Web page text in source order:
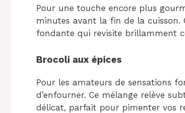
Pour une touche encore plus
minutes avant la fin de la cuisson.
fondante qui revisite brillamment
Brocoli aux épices
Pour les amateurs de sensations
d’enfourner. Ce mélange relève
délicat, parfait pour pimenter vos